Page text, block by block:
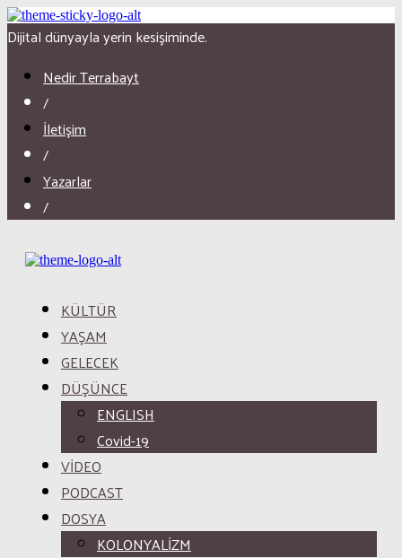
Dijital dünyayla yerin kesişiminde.
Nedir Terrabayt
/
İletişim
/
Yazarlar
/
KÜLTÜR
YAŞAM
GELECEK
DÜŞÜNCE
ENGLISH
Covid-19
VİDEO
PODCAST
DOSYA
KOLONYALİZM